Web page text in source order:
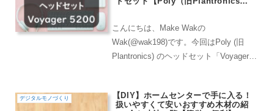
こんにちは、Make Wakの
Wak(@wak198)です。今回はPoly (旧
Plantronics) のヘッドセット「Voyager
や、新幹線の中での音声入力な...
デジタルモノづくり
【DIY】ホームセンターで手に入る！
扱いやすくて安いおすすめ木材の紹